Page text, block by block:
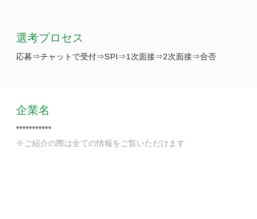
選考プロセス
応募⇒チャットで受付⇒SPI⇒1次面接⇒2次面接⇒合否
企業名
***********
※ご紹介の際は全ての情報をご覧いただけます